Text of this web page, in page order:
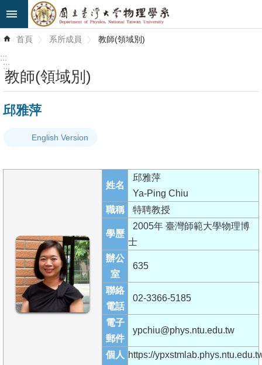
跳到主要內容區塊
階
最
新
系
所
成
員
學
首頁 系所成員 教師(領域別)
:::
:::
教師(領域別)
邱雅萍
English Version
姓名
邱雅萍
Ya-Ping Chiu
職稱
特聘教授
學歷
2005年 臺灣師範大學物理博
士
辦公
室
635
聯絡
電話
02-3366-5185
電子
郵件
ypchiu@phys.ntu.edu.tw
個人 https://